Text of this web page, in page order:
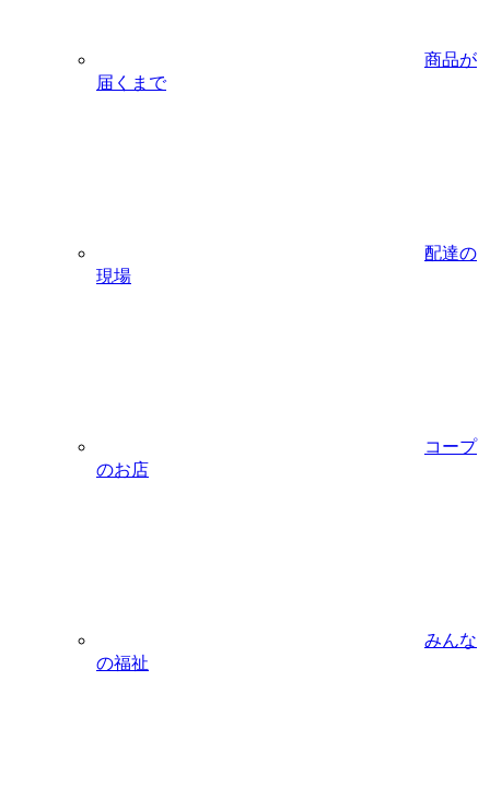
商品が
届くまで
配達の
現場
コープ
のお店
みんな
の福祉